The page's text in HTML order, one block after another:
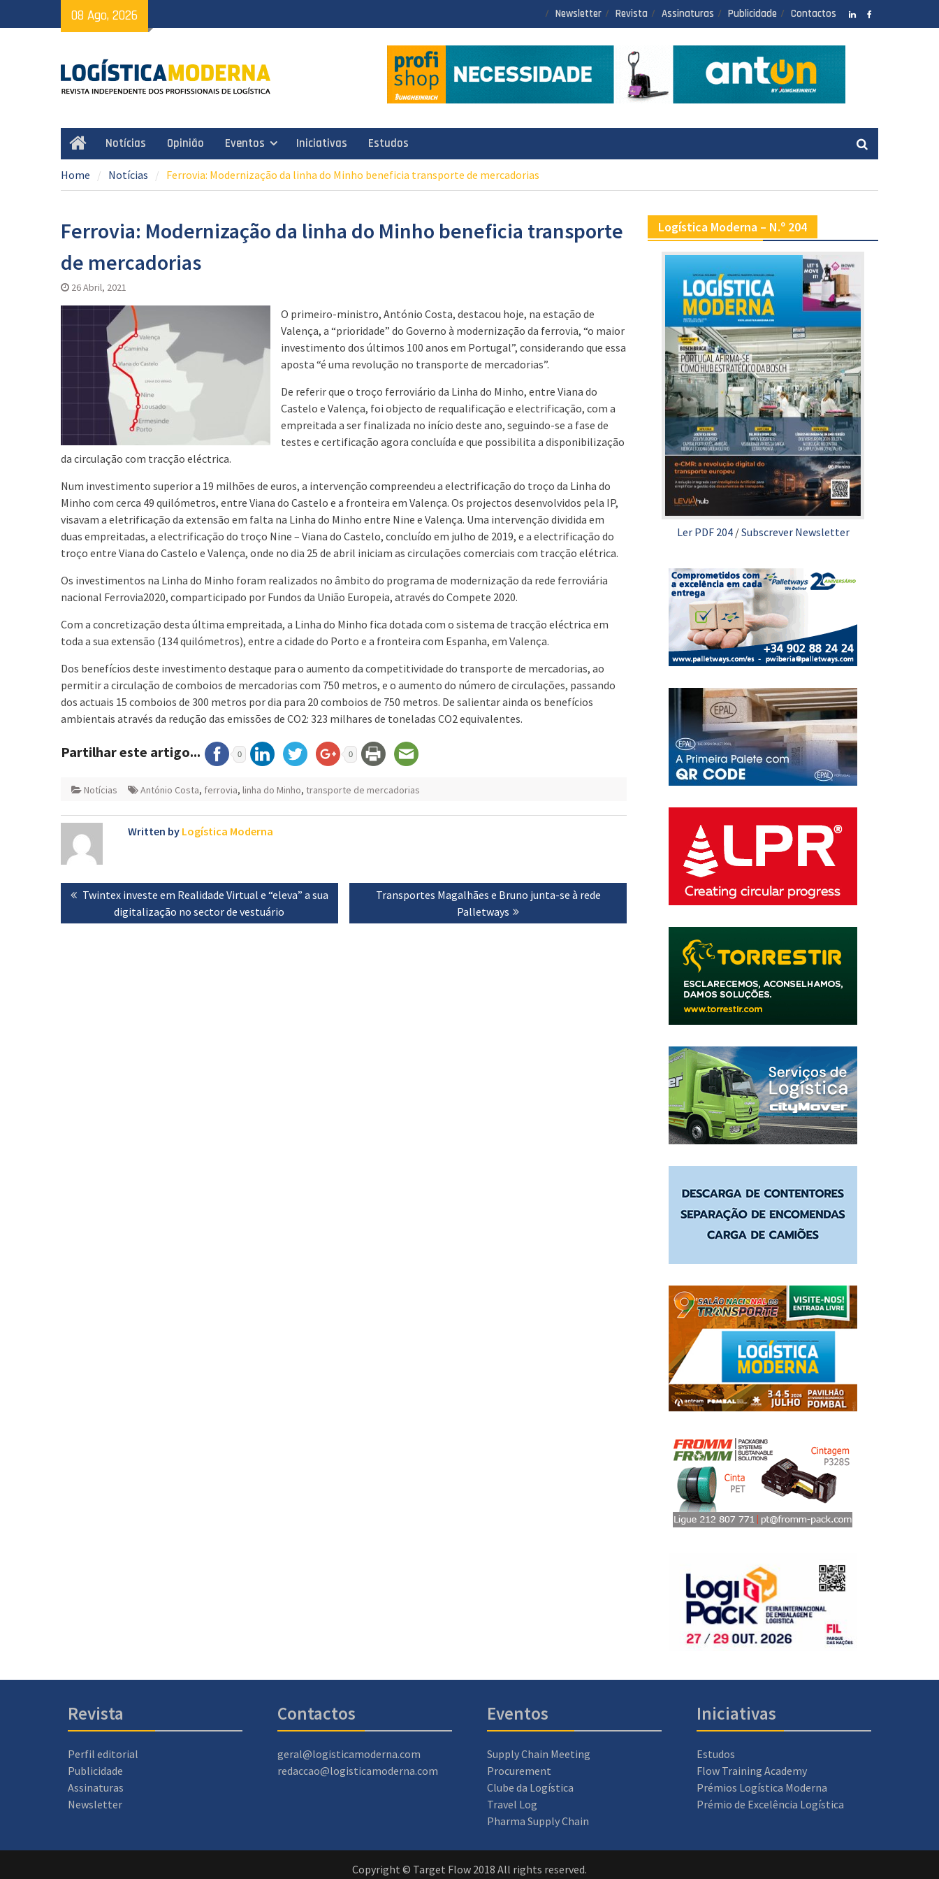
to
08 Ago, 2026 Newsletter Revista Assinaturas Publicidade Contactos
HomeNotícias Opinião Eventos Iniciativas Estudos
Home Notícias Ferrovia: Modernização da linha do Minho beneficia transporte de mercadorias
Ferrovia: Modernização da linha do Minho beneficia transporte
de mercadorias
26 Abril, 2021
O primeiro-ministro, António Costa, destacou hoje, na estação de
Valença, a “prioridade” do Governo à modernização da ferrovia, “o maior
investimento dos últimos 100 anos em Portugal”, considerando que essa
aposta “é uma revolução no transporte de mercadorias”.
De referir que o troço ferroviário da Linha do Minho, entre Viana do
Castelo e Valença, foi objecto de requalificação e electrificação, com a
empreitada a ser finalizada no início deste ano, seguindo-se a fase de
testes e certificação agora concluída e que possibilita a disponibilização
da circulação com tracção eléctrica.
Num investimento superior a 19 milhões de euros, a intervenção compreendeu a electrificação do troço da Linha do
Minho com cerca 49 quilómetros, entre Viana do Castelo e a fronteira em Valença. Os projectos desenvolvidos pela IP,
visavam a eletrificação da extensão em falta na Linha do Minho entre Nine e Valença. Uma intervenção dividida em
duas empreitadas, a electrificação do troço Nine – Viana do Castelo, concluído em julho de 2019, e a electrificação do
troço entre Viana do Castelo e Valença, onde no dia 25 de abril iniciam as circulações comerciais com tracção elétrica.
Os investimentos na Linha do Minho foram realizados no âmbito do programa de modernização da rede ferroviária
nacional Ferrovia2020, comparticipado por Fundos da União Europeia, através do Compete 2020.
Com a concretização desta última empreitada, a Linha do Minho fica dotada com o sistema de tracção eléctrica em
toda a sua extensão (134 quilómetros), entre a cidade do Porto e a fronteira com Espanha, em Valença.
Dos benefícios deste investimento destaque para o aumento da competitividade do transporte de mercadorias, ao
permitir a circulação de comboios de mercadorias com 750 metros, e o aumento do número de circulações, passando
dos actuais 15 comboios de 300 metros por dia para 20 comboios de 750 metros. De salientar ainda os benefícios
ambientais através da redução das emissões de CO2: 323 milhares de toneladas CO2 equivalentes.
Partilhar este artigo... 0 0
Notícias António Costa, ferrovia, linha do Minho, transporte de mercadorias
Written by Logística Moderna
Navegação
de
artigos
Previous
Twintex investe em Realidade Virtual e “eleva” a sua
digitalização no sector de vestuário
Next
Transportes Magalhães e Bruno junta-se à rede
Palletways
Logística Moderna – N.º 204
Ler PDF 204/Subscrever Newsletter
Revista
Perfil editorial
Publicidade
Assinaturas
Newsletter
Contactos
geral@logisticamoderna.com
redaccao@logisticamoderna.com
Eventos
Supply Chain Meeting
Procurement
Clube da Logística
Travel Log
Pharma Supply Chain
Iniciativas
Estudos
Flow Training Academy
Prémios Logística Moderna
Prémio de Excelência Logística
Copyright © Target Flow 2018 All rights reserved.